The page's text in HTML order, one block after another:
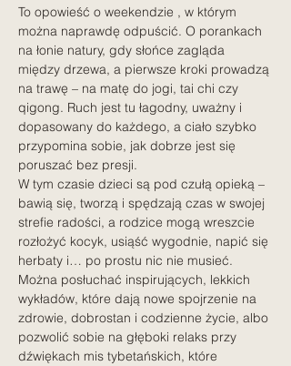
To opowieść o weekendzie , w którym
można naprawdę odpuścić. O porankach
na łonie natury, gdy słońce zagląda
między drzewa, a pierwsze kroki prowadzą
na trawę – na matę do jogi, tai chi czy
qigong. Ruch jest tu łagodny, uważny i
dopasowany do każdego, a ciało szybko
przypomina sobie, jak dobrze jest się
poruszać bez presji.
W tym czasie dzieci są pod czułą opieką –
bawią się, tworzą i spędzają czas w swojej
strefie radości, a rodzice mogą wreszcie
rozłożyć kocyk, usiąść wygodnie, napić się
herbaty i… po prostu nic nie musieć.
Można posłuchać inspirujących, lekkich
wykładów, które dają nowe spojrzenie na
zdrowie, dobrostan i codzienne życie, albo
pozwolić sobie na głęboki relaks przy
dźwiękach mis tybetańskich, które